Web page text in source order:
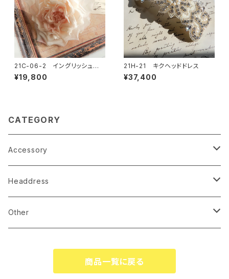
21C-06-2 イングリッシュロ
ーズコサージュ
¥19,800
21H-21 キクヘッドドレス
¥37,400
CATEGORY
Accessory
earrings
pierce
Headdress
linestone comb
Other
商品一覧に戻る